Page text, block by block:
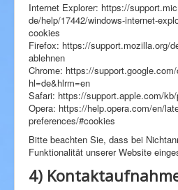
Internet Explorer: https://
de/help/17442/windows-internet-
cookies
Firefox: https://support.mozilla.org/
ablehnen
Chrome: https://
hl=de&hlrm=en
Safari: https://support.apple.com/
Opera: https://help.opera.com/en/
preferences/#cookies
Bitte beachten Sie, dass bei
Funktionalität unserer Website
4)